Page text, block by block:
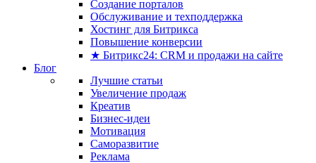
Создание порталов
Обслуживание и техподдержка
Хостинг для Битрикса
Повышение конверсии
★ Битрикс24: CRM и продажи на сайте
Блог
Лучшие статьи
Увеличение продаж
Креатив
Бизнес-идеи
Мотивация
Саморазвитие
Реклама